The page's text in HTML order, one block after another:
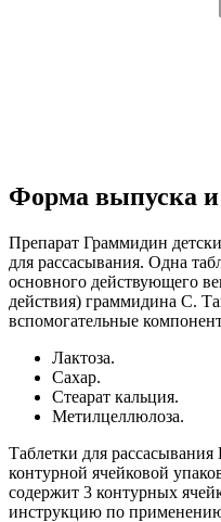
Форма выпуска и
Препарат Граммидин
для рассасывания. Одна
основного действующего
действия) граммидина С.
вспомогательные
Лактоза.
Сахар.
Стеарат кальция.
Метилцеллюлоза.
Таблетки для
контурной ячейковой
содержит 3 контурных
инструкцию по